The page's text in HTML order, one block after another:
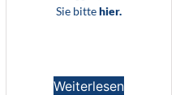
Sie bittehier.
Weiterlesen